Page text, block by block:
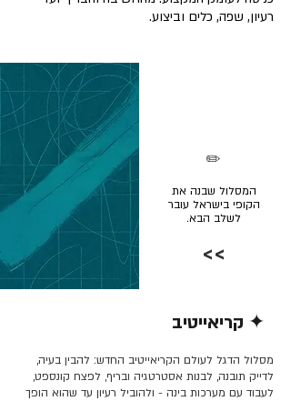
רעיון, שפה, כלים וביצוע.
המסלול שבנה את
הקופי בישראל עובר
לשלב הבא.
✏️
>>
✦ קריאייטיב
מסלול הדגל לעולם הקריאייטיב החדש: להבין בעיה,
לדייק תובנה, לבנות אסטרטגיה ובריף, לפצח קונספט,
לעבוד עם מערכות בינה - ולהוביל רעיון עד שהוא הופך